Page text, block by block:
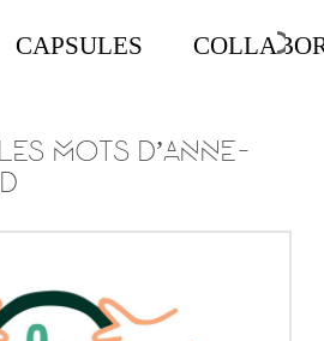
CAPSULES
MOTS D’ANNE-